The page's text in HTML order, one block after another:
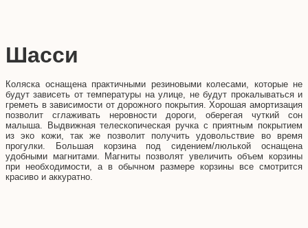
Шасси
Коляска оснащена практичными резиновыми колесами, которые не
будут зависеть от температуры на улице, не будут прокалываться и
греметь в зависимости от дорожного покрытия. Хорошая амортизация
позволит сглаживать неровности дороги, оберегая чуткий сон
малыша. Выдвижная телескопическая ручка с приятным покрытием
из эко кожи, так же позволит получить удовольствие во время
прогулки. Большая корзина под сидением/люлькой оснащена
удобными магнитами. Магниты позволят увеличить объем корзины
при необходимости, а в обычном размере корзины все смотрится
красиво и аккуратно.